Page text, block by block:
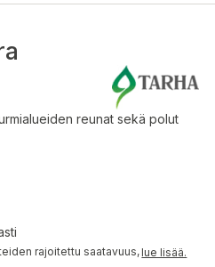
reunat sekä polut
rajoitettu saatavuus,lue lisää.